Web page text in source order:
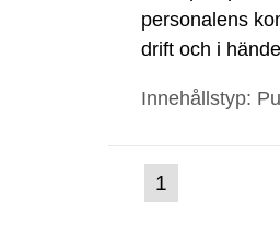
personalens
drift och i
Innehållstyp:
Gå
till
1